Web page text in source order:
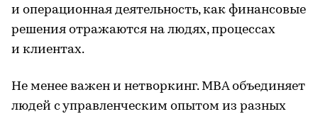
и операционная деятельность, как финансовые
решения отражаются на людях, процессах
и клиентах.
Не менее важен и нетворкинг. MBA объединяет
людей с управленческим опытом из разных